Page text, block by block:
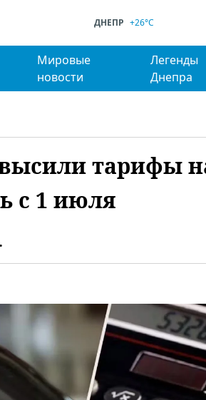
ДНЕПР +26°C
Мировые
новости
Легенды
Днепра
тарифы
с 1 июля